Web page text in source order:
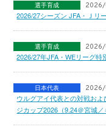
選手育成
2026/27シーズン JFA・Ｊリ
選手育成
2026/27年JFA・WEリーグ
日本代表
ウルグアイ代表との対戦お
ジカップ2026（9.24＠宮城